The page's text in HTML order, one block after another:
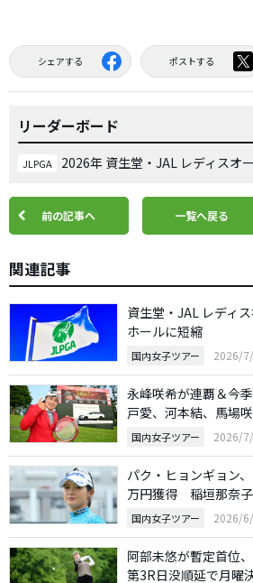
シェアする ポストする
リーダーボード
JLPGA 2026年 資生堂・JAL レディスオ
前の記事へ 一覧へ戻る
関連記事
資生堂・JAL レディ
ホールに短縮
国内女子ツアー 2026/
永峰咲希が連覇＆今
戸愛、河本結、馬場
国内女子ツアー 2026/
パク・ヒョンギョン
万円獲得 稲垣那奈
国内女子ツアー 2026/
阿部未悠が暫定首位
第3R日没順延で月曜